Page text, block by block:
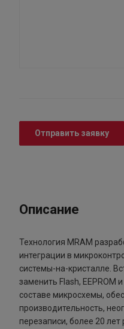
Отправить заявку
Описание
Технология MRAM
интеграции в
системы-на-кристалле.
заменить Flash, EEPROM
составе микросхемы,
производительность,
перезаписи, более 20